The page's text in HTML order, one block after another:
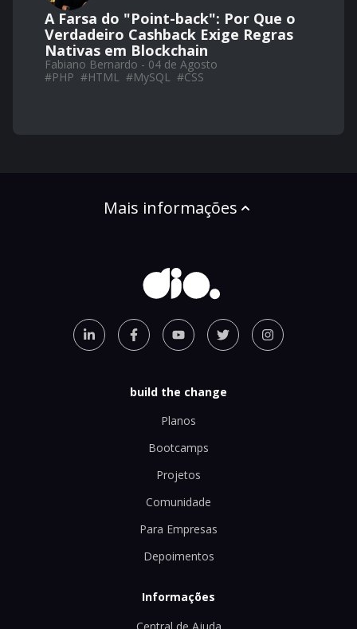
A Farsa do "Point-back": Por Que o
Verdadeiro Cashback Exige Regras
Nativas em Blockchain
Fabiano Bernardo - 04 de Agosto
#PHP #HTML #MySQL #CSS
Mais informações
build the change
Planos
Bootcamps
Projetos
Comunidade
Para Empresas
Depoimentos
Informações